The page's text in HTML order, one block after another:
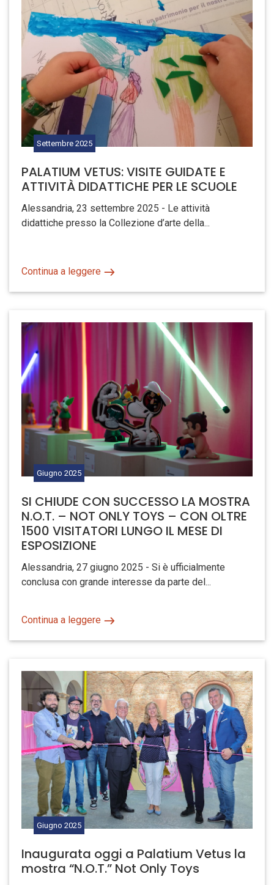
Settembre 2025
PALATIUM VETUS: VISITE GUIDATE E
ATTIVITÀ DIDATTICHE PER LE SCUOLE
Alessandria, 23 settembre 2025 - Le attività
didattiche presso la Collezione d’arte della...
Continua a leggere
Giugno 2025
SI CHIUDE CON SUCCESSO LA MOSTRA
N.O.T. – NOT ONLY TOYS – CON OLTRE
1500 VISITATORI LUNGO IL MESE DI
ESPOSIZIONE
Alessandria, 27 giugno 2025 - Si è ufficialmente
conclusa con grande interesse da parte del...
Continua a leggere
Giugno 2025
Inaugurata oggi a Palatium Vetus la
mostra “N.O.T.” Not Only Toys